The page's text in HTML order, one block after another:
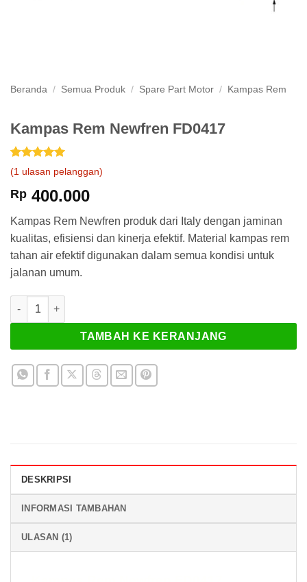
Beranda / Semua Produk / Spare Part Motor / Kampas Rem
Kampas Rem Newfren FD0417
Peringkat5
dari 5
berdasarkan
1
penilaian
(1 ulasan pelanggan)
Rp 400.000
Kampas Rem Newfren produk dari Italy dengan jaminan
kualitas, efisiensi dan kinerja efektif. Material kampas rem
tahan air efektif digunakan dalam semua kondisi untuk
jalanan umum.
Kuantitas Kampas Rem Newfren FD0417
TAMBAH KE KERANJANG
DESKRIPSI
INFORMASI TAMBAHAN
ULASAN (1)